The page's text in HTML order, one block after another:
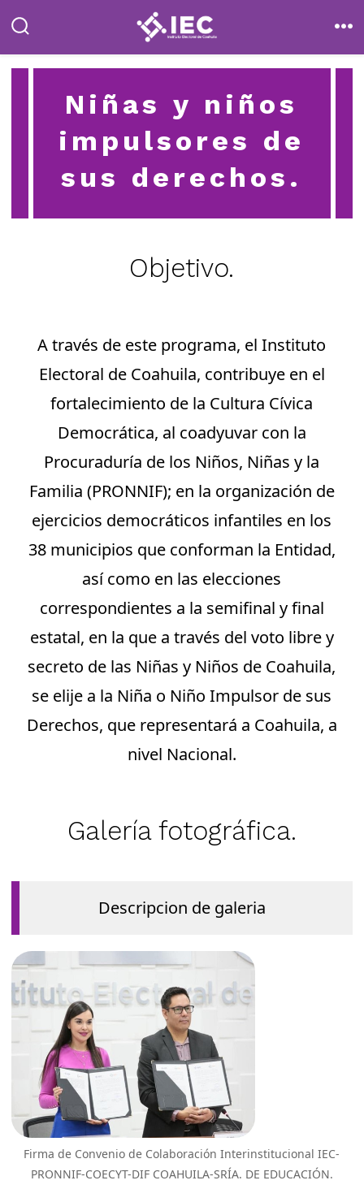
contenido
la
búsqueda
Niñas y niños
impulsores de
sus derechos.
Objetivo.
A través de este programa, el Instituto
Electoral de Coahuila, contribuye en el
fortalecimiento de la Cultura Cívica
Democrática, al coadyuvar con la
Procuraduría de los Niños, Niñas y la
Familia (PRONNIF); en la organización de
ejercicios democráticos infantiles en los
38 municipios que conforman la Entidad,
así como en las elecciones
correspondientes a la semifinal y final
estatal, en la que a través del voto libre y
secreto de las Niñas y Niños de Coahuila,
se elije a la Niña o Niño Impulsor de sus
Derechos, que representará a Coahuila, a
nivel Nacional.
Galería fotográfica.
Descripcion de galeria
Firma de Convenio de Colaboración Interinstitucional IEC-
PRONNIF-COECYT-DIF COAHUILA-SRÍA. DE EDUCACIÓN.